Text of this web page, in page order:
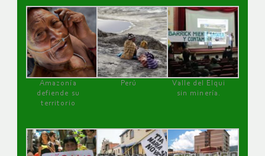
Amazonía
defiende su
territorio
Perú
Valle del Elqui
sin minería.